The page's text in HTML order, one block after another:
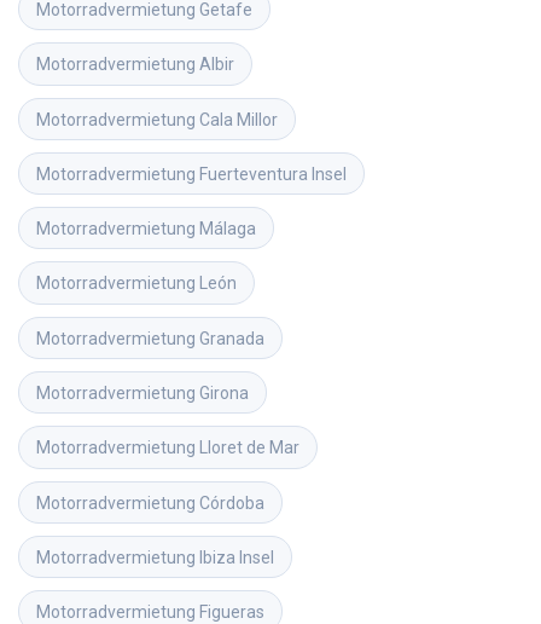
Motorradvermietung Getafe
Motorradvermietung Albir
Motorradvermietung Cala Millor
Motorradvermietung Fuerteventura Insel
Motorradvermietung Málaga
Motorradvermietung León
Motorradvermietung Granada
Motorradvermietung Girona
Motorradvermietung Lloret de Mar
Motorradvermietung Córdoba
Motorradvermietung Ibiza Insel
Motorradvermietung Figueras